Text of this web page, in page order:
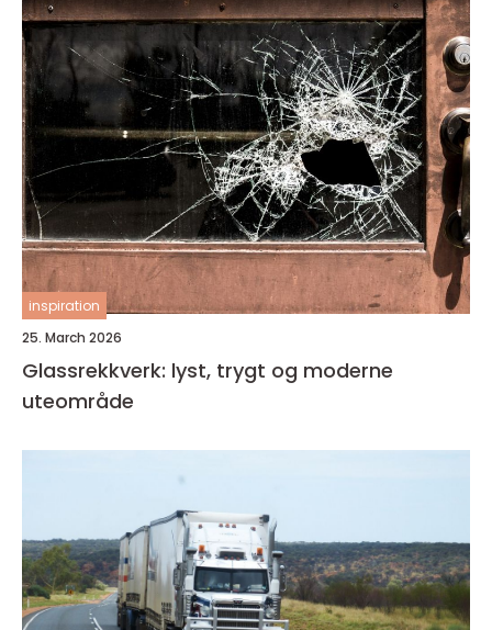
inspiration
25. March 2026
Glassrekkverk: lyst, trygt og moderne
uteområde